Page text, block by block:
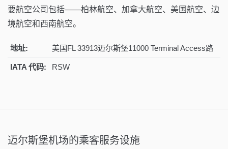
要航空公司包括——柏林航空、加拿大航空、美国航空、边
境航空和西南航空。
地址: 美国FL 33913迈尔斯堡11000 Terminal Access路
IATA 代码: RSW
迈尔斯堡机场的乘客服务设施